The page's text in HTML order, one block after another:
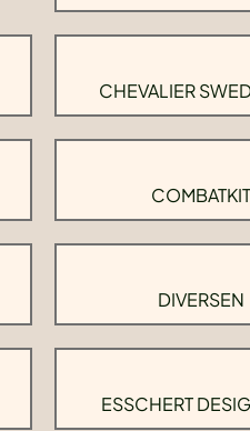
CHEVALIER
COMBATKIT
DIVERSEN
ESSCHERT